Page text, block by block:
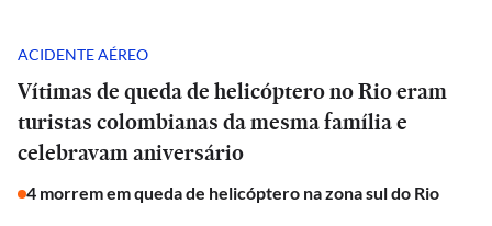
ACIDENTE AÉREO
Vítimas de queda de helicóptero no Rio eram
turistas colombianas da mesma família e
celebravam aniversário
4 morrem em queda de helicóptero na zona sul do Rio